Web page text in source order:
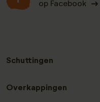
op Facebook
Schuttingen
Hout-beton schutting Nobifix
Overkappingen